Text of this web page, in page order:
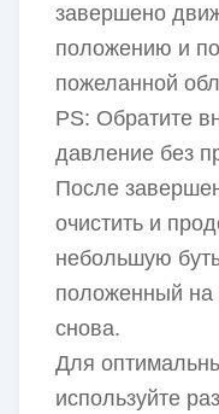
завершено
положению и
пожеланной
PS: Обратите
давление без
После
очистить и
небольшую
положенный на
снова.
Для
используйте